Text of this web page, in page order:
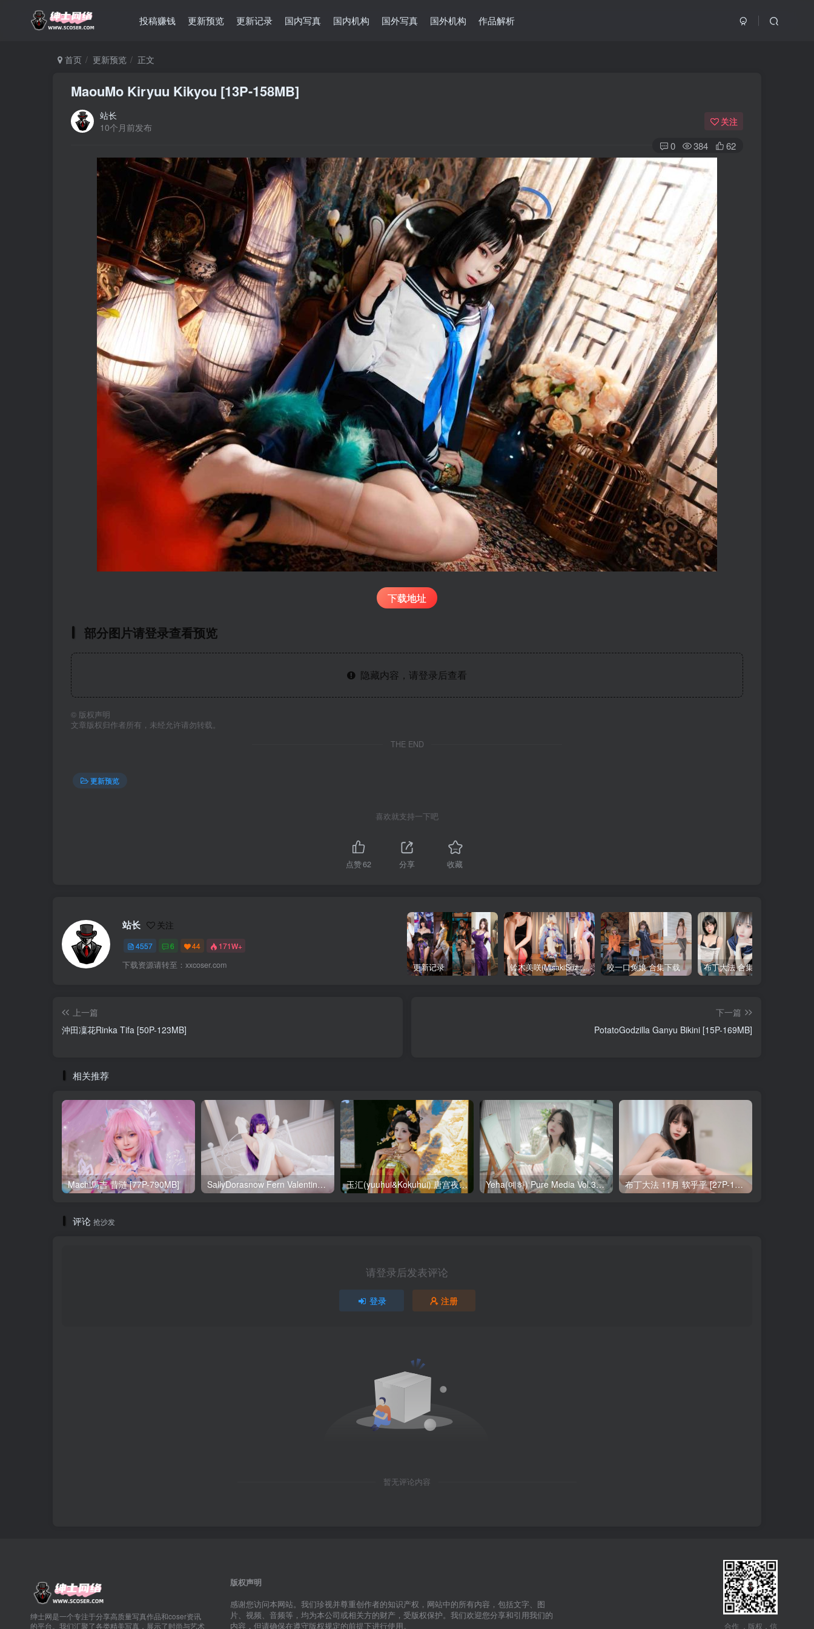
投稿赚钱 更新预览 更新记录 国内写真 国内机构 国外写真 国外机构 作品解析
首页 更新预览 正文
MaouMo Kiryuu Kikyou [13P-158MB]
站长
10个月前发布
关注
0 384 62
下载地址
部分图片请登录查看预览
隐藏内容，请登录后查看
© 版权声明
文章版权归作者所有，未经允许请勿转载。
THE END
更新预览
喜欢就支持一下吧
点赞62 分享 收藏
站长 关注
4557 6 44 171W+
下载资源请转至：xxcoser.com 更新记录 铃木美咲(MisakiSuzuki) 合集下载 咬一口兔娘 合集下载 布丁大法 合集下载
上一篇
沖田凜花Rinka Tifa [50P-123MB]
下一篇
PotatoGodzilla Ganyu Bikini [15P-169MB]
相关推荐
Machi馬吉 昔涟 [77P-790MB] SallyDorasnow Fern Valentine [50P-353MB] 玉汇(yuuhui&Kokuhui) 唐宫夜宴 [136P-1.47GB] Yeha(예하) Pure Media Vol.321 Your Majesty [119P-145MB] 布丁大法 11月 软乎乎 [27P-1V-121MB]
评论 抢沙发
请登录后发表评论
登录 注册
暂无评论内容
绅士网是一个专注于分享高质量写真作品和coser资讯
的平台。我们汇聚了各类精美写真，展示了时尚与艺术
版权声明
感谢您访问本网站。我们珍视并尊重创作者的知识产权，网站中的所有内容，包括文字、图
片、视频、音频等，均为本公司或相关方的财产，受版权保护。我们欢迎您分享和引用我们的
内容，但请确保在遵守版权规定的前提下进行使用。
合作 ，版权，信